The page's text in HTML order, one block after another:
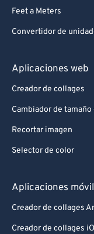
Feet a Meters
Convertidor de
Aplicaciones web
Creador de collages
Cambiador de
Recortar imagen
Selector de color
Aplicaciones
Creador de collages
Creador de collages